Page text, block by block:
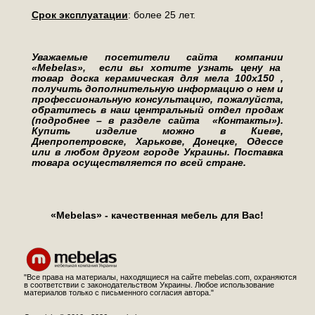
Срок эксплуатации: более 25 лет.
Уважаемые посетители сайта компании
«Mebelas», если вы хотите узнать цену на
товар доска керамическая для мела 100х150 ,
получить дополнительную информацию о нем и
профессиональную консультацию, пожалуйста,
обратитесь в наш центральный отдел продаж
(подробнее – в разделе сайта «Контакты»).
Купить изделие можно в Киеве,
Днепропетровске, Харькове, Донецке, Одессе
или в любом другом городе Украины. Поставка
товара осуществляется по всей стране.
«Mebelas» - качественная мебель для Вас!
"Все права на материалы, находящиеся на сайте mebelas.com, охраняются
в соответствии с законодательством Украины. Любое использование
материалов только с письменного согласия автора."